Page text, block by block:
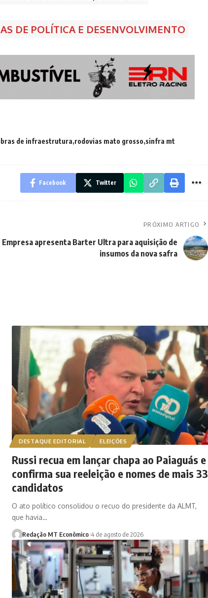
DE POLÍTICA E DESENVOLVIMENTO
de infraestrutura rodovias mato grosso sinfra mt
Facebook Twitter
PRÓXIMO ARTIGO
Empresa apresenta Barter Ultra para aquisição de
insumos da nova safra
DESTAQUE EDITORIAL ELEIÇÕES
Russi recua em lançar chapa ao Paiaguás e
confirma sua reeleição e nomes de mais 33
candidatos
O ato político consolidou o recuo do presidente da ALMT,
que havia…
Redação MT Econômico 4 de agosto de 2026